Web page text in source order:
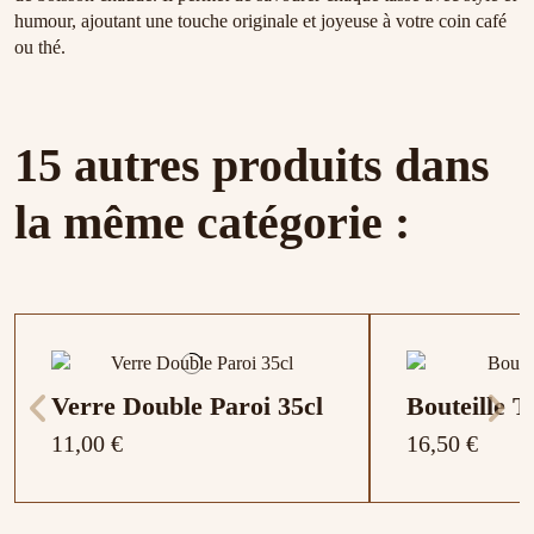
humour, ajoutant une touche originale et joyeuse à votre coin café
ou thé.
15 autres produits dans
la même catégorie :
Verre Double Paroi 35cl
11,00 €
Bouteille
16,50 €